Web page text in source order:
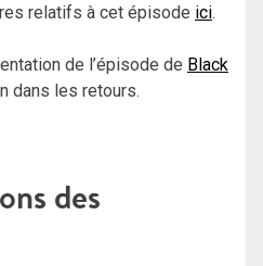
relatifs à cet épisode ici.
de l’épisode de Black
dans les retours.
des